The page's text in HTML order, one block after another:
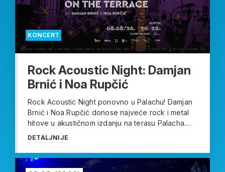
KONCERT
Rock Acoustic Night: Damjan
Brnić i Noa Rupčić
Rock Acoustic Night ponovno u Palachu! Damjan
Brnić i Noa Rupčić donose najveće rock i metal
hitove u akustičnom izdanju na terasu Palacha....
DETALJNIJE